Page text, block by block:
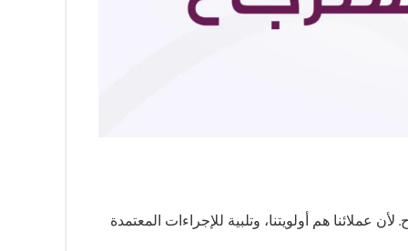
هم أولويتنا، وتلبية للإجراءات المعتمدة